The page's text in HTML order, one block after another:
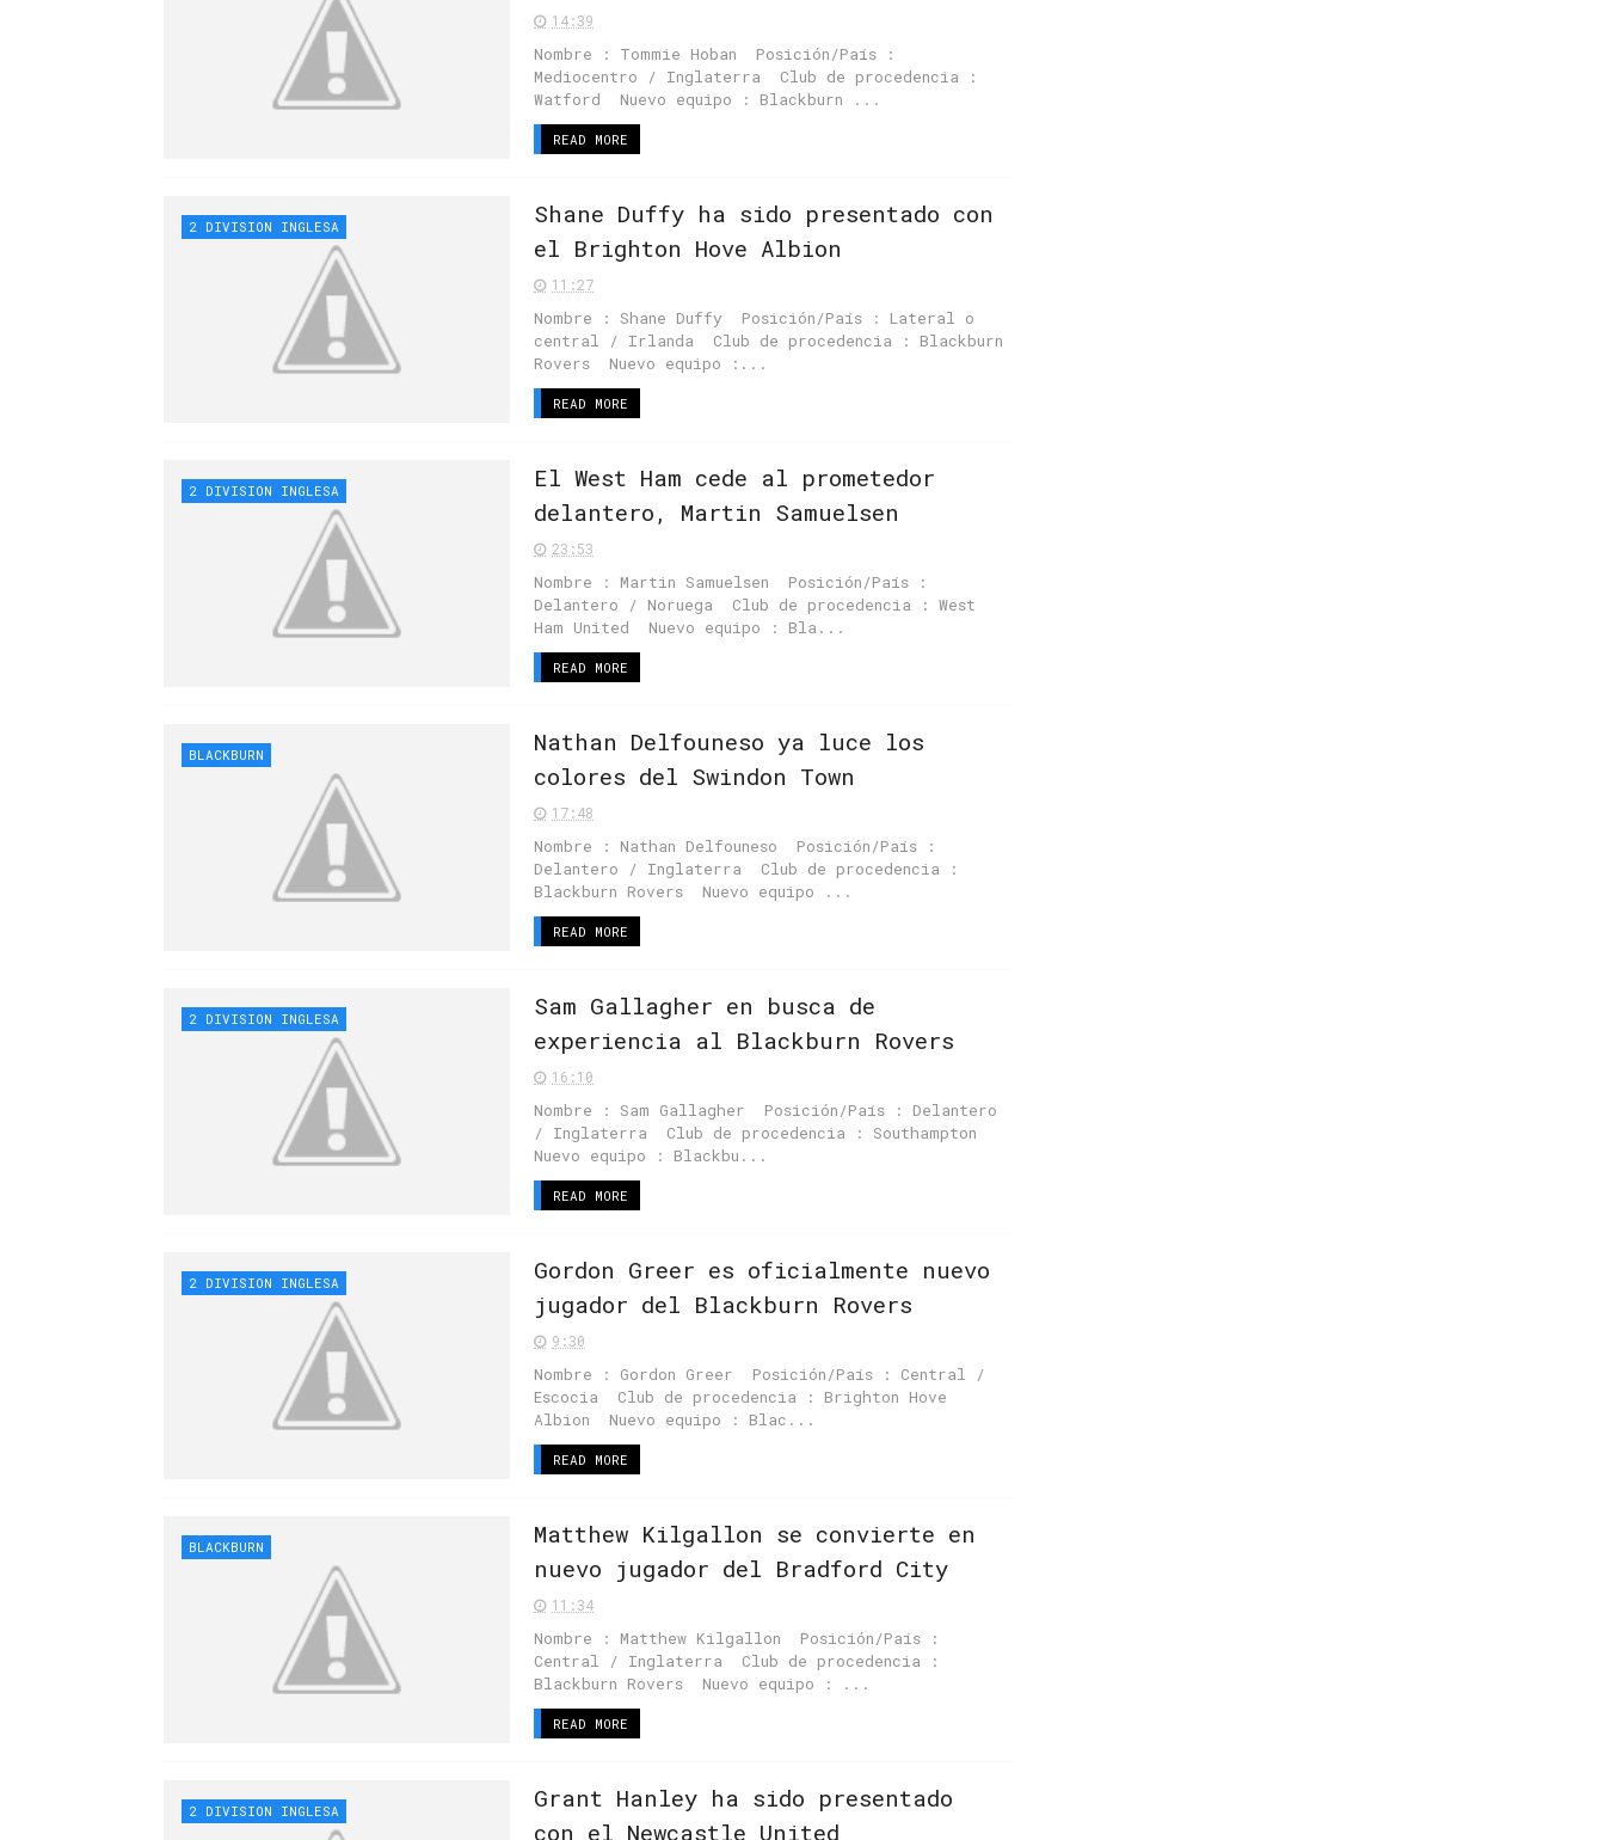
14:39
Nombre : Tommie Hoban Posición/País :
Mediocentro / Inglaterra Club de procedencia :
Watford Nuevo equipo : Blackburn ...
READ MORE
2 DIVISION INGLESA
Shane Duffy ha sido presentado con
el Brighton Hove Albion
11:27
Nombre : Shane Duffy Posición/País : Lateral o
central / Irlanda Club de procedencia : Blackburn
Rovers Nuevo equipo :...
READ MORE
2 DIVISION INGLESA
El West Ham cede al prometedor
delantero, Martin Samuelsen
23:53
Nombre : Martin Samuelsen Posición/País :
Delantero / Noruega Club de procedencia : West
Ham United Nuevo equipo : Bla...
READ MORE
BLACKBURN
Nathan Delfouneso ya luce los
colores del Swindon Town
17:48
Nombre : Nathan Delfouneso Posición/País :
Delantero / Inglaterra Club de procedencia :
Blackburn Rovers Nuevo equipo ...
READ MORE
2 DIVISION INGLESA
Sam Gallagher en busca de
experiencia al Blackburn Rovers
16:10
Nombre : Sam Gallagher Posición/País : Delantero
/ Inglaterra Club de procedencia : Southampton
Nuevo equipo : Blackbu...
READ MORE
2 DIVISION INGLESA
Gordon Greer es oficialmente nuevo
jugador del Blackburn Rovers
9:30
Nombre : Gordon Greer Posición/País : Central /
Escocia Club de procedencia : Brighton Hove
Albion Nuevo equipo : Blac...
READ MORE
BLACKBURN
Matthew Kilgallon se convierte en
nuevo jugador del Bradford City
11:34
Nombre : Matthew Kilgallon Posición/País :
Central / Inglaterra Club de procedencia :
Blackburn Rovers Nuevo equipo : ...
READ MORE
2 DIVISION INGLESA
Grant Hanley ha sido presentado
con el Newcastle United